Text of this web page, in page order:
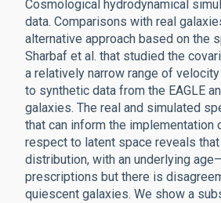
Cosmological hydrodynamical
data. Comparisons with real
alternative approach based on the
Sharbaf et al. that studied the
a relatively narrow range of
to synthetic data from the EAGLE
galaxies. The real and simulated
that can inform the
respect to latent space reveals
distribution, with an underlying
prescriptions but there is
quiescent galaxies. We show a